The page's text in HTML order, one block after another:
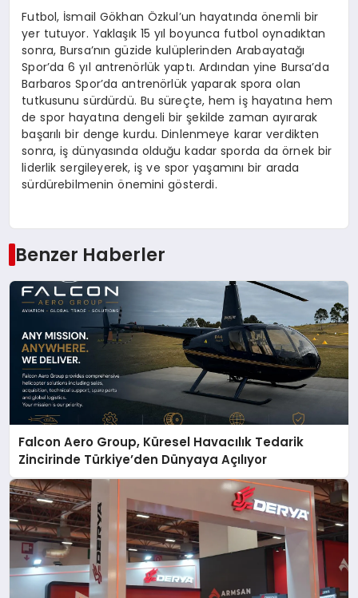
Futbol, İsmail Gökhan Özkul’un hayatında önemli bir
yer tutuyor. Yaklaşık 15 yıl boyunca futbol oynadıktan
sonra, Bursa’nın güzide kulüplerinden Arabayatağı
Spor’da 6 yıl antrenörlük yaptı. Ardından yine Bursa’da
Barbaros Spor’da antrenörlük yaparak spora olan
tutkusunu sürdürdü. Bu süreçte, hem iş hayatına hem
de spor hayatına dengeli bir şekilde zaman ayırarak
başarılı bir denge kurdu. Dinlenmeye karar verdikten
sonra, iş dünyasında olduğu kadar sporda da örnek bir
liderlik sergileyerek, iş ve spor yaşamını bir arada
sürdürebilmenin önemini gösterdi.
Benzer Haberler
Falcon Aero Group, Küresel Havacılık Tedarik
Zincirinde Türkiye’den Dünyaya Açılıyor